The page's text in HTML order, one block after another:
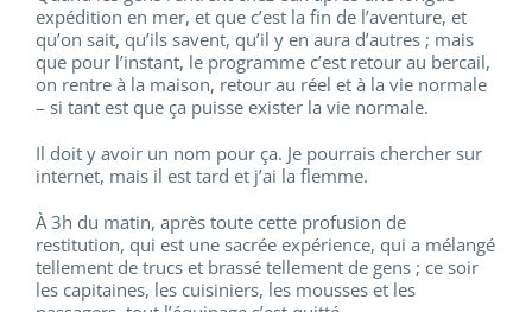
expédition en mer, et que c’est la fin de l’aventure, et
qu’on sait, qu’ils savent, qu’il y en aura d’autres ; mais
que pour l’instant, le programme c’est retour au bercail,
on rentre à la maison, retour au réel et à la vie normale
– si tant est que ça puisse exister la vie normale.
Il doit y avoir un nom pour ça. Je pourrais chercher sur
internet, mais il est tard et j’ai la flemme.
À 3h du matin, après toute cette profusion de
restitution, qui est une sacrée expérience, qui a mélangé
tellement de trucs et brassé tellement de gens ; ce soir
les capitaines, les cuisiniers, les mousses et les